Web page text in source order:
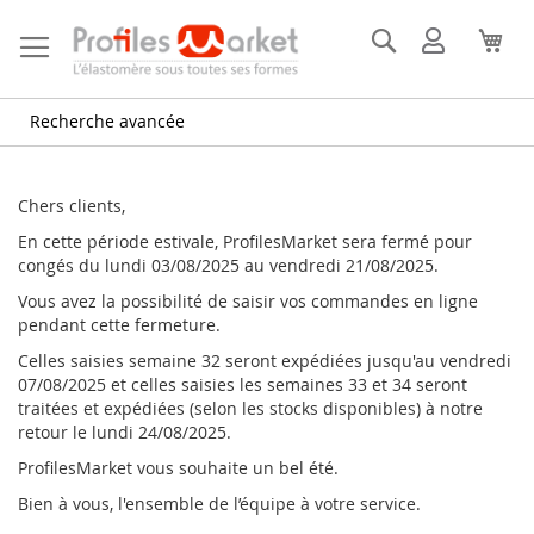
au
contenu
Rechercher
Recherche avancée
Mon
compte
Chers clients,
En cette période estivale, ProfilesMarket sera fermé pour
congés du lundi 03/08/2025 au vendredi 21/08/2025.
Vous avez la possibilité de saisir vos commandes en ligne
pendant cette fermeture.
Celles saisies semaine 32 seront expédiées jusqu'au vendredi
07/08/2025 et celles saisies les semaines 33 et 34 seront
traitées et expédiées (selon les stocks disponibles) à notre
retour le lundi 24/08/2025.
ProfilesMarket vous souhaite un bel été.
Bien à vous, l'ensemble de l’équipe à votre service.